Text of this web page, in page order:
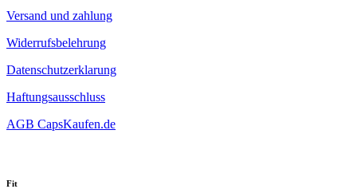
Versand und zahlung
Widerrufsbelehrung
Datenschutzerklarung
Haftungsausschluss
AGB CapsKaufen.de
Fit